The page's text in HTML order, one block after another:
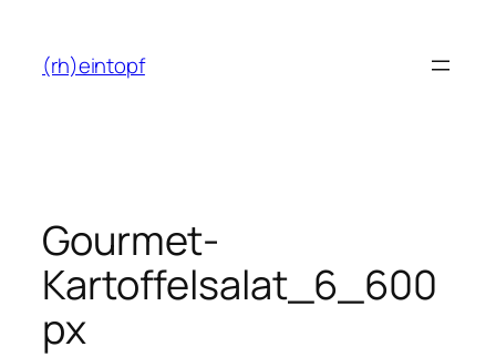
Inhalt
springen
(rh)eintopf
Gourmet-
Kartoffelsalat_6_600
px